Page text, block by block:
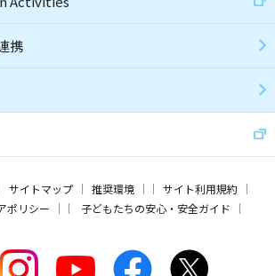
携
サイトマップ 推奨環境
サイト利用規約
ポリシー
子どもたちの安心・安全ガイド